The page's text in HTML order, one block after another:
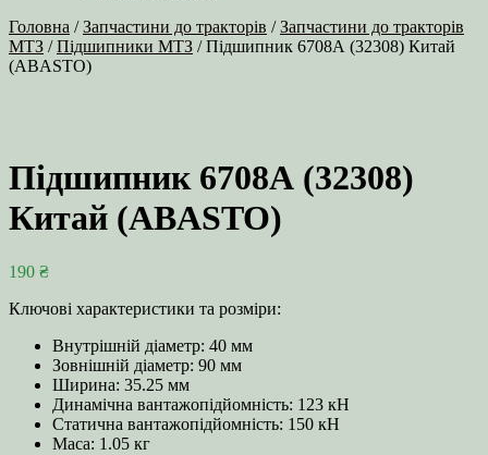
Головна /Запчастини до тракторів /Запчастини до тракторів
МТЗ /Підшипники МТЗ / Підшипник 6708А (32308) Китай
(ABASTO)
Підшипник 6708А (32308)
Китай (ABASTO)
190 ₴
Ключові характеристики та розміри:
Внутрішній діаметр: 40 мм
Зовнішній діаметр: 90 мм
Ширина: 35.25 мм
Динамічна вантажопідйомність: 123 кН
Статична вантажопідйомність: 150 кН
Маса: 1.05 кг